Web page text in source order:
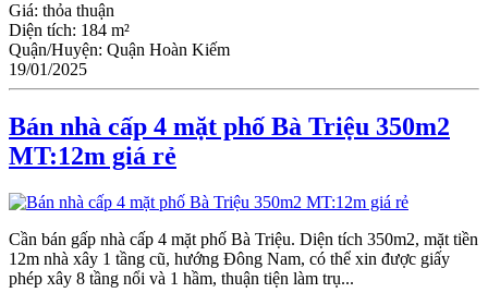
Giá: thỏa thuận
Diện tích: 184 m²
Quận/Huyện: Quận Hoàn Kiếm
19/01/2025
Bán nhà cấp 4 mặt phố Bà Triệu 350m2
MT:12m giá rẻ
Cần bán gấp nhà cấp 4 mặt phố Bà Triệu. Diện tích 350m2, mặt tiền
12m nhà xây 1 tầng cũ, hướng Đông Nam, có thể xin được giấy
phép xây 8 tầng nổi và 1 hầm, thuận tiện làm trụ...